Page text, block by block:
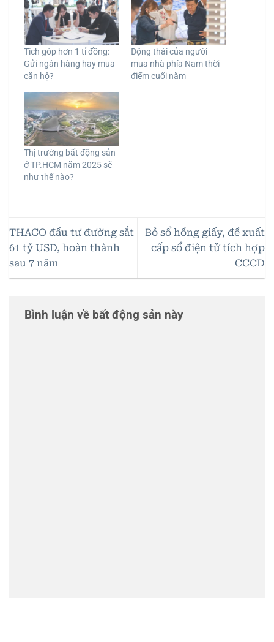
Tích góp hơn 1 tỉ đồng:
Gửi ngân hàng hay mua
căn hộ?
Động thái của người
mua nhà phía Nam thời
điểm cuối năm
Thị trường bất động sản
ở TP.HCM năm 2025 sẽ
như thế nào?
THACO đầu tư đường sắt
61 tỷ USD, hoàn thành
sau 7 năm
Bỏ sổ hồng giấy, đề xuất
cấp sổ điện tử tích hợp
CCCD
Bình luận về bất động sản này